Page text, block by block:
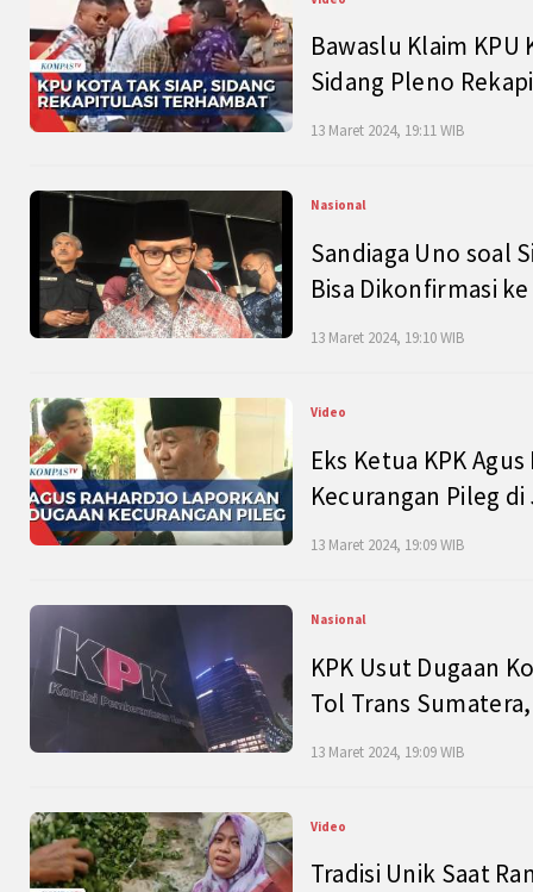
Bawaslu Klaim
Sidang Pleno
13 Maret 2024, 19:11 WIB
Nasional
Sandiaga Uno soal
Bisa Dikonfirmasi
13 Maret 2024, 19:10 WIB
Video
Eks Ketua KPK
Kecurangan Pileg
13 Maret 2024, 19:09 WIB
Nasional
KPK Usut Dugaan
Tol Trans
13 Maret 2024, 19:09 WIB
Video
Tradisi Unik Saat